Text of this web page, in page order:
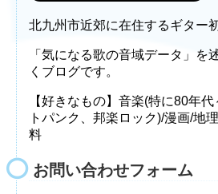
北九州市近郊に在住するギター
「気になる歌の音域データ」を
くブログです。
【好きなもの】音楽(特に80年代
トパンク、邦楽ロック)/漫画/地
料
お問い合わせフォーム